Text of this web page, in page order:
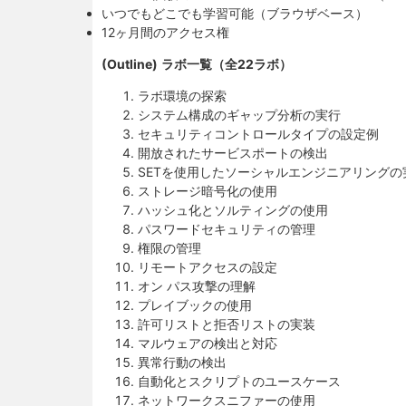
いつでもどこでも学習可能（ブラウザベース）
12ヶ月間のアクセス権
(Outline) ラボ一覧（全22ラボ）
ラボ環境の探索
システム構成のギャップ分析の実行
セキュリティコントロールタイプの設定例
開放されたサービスポートの検出
SETを使用したソーシャルエンジニアリングの
ストレージ暗号化の使用
ハッシュ化とソルティングの使用
パスワードセキュリティの管理
権限の管理
リモートアクセスの設定
オン パス攻撃の理解
プレイブックの使用
許可リストと拒否リストの実装
マルウェアの検出と対応
異常行動の検出
自動化とスクリプトのユースケース
ネットワークスニファーの使用